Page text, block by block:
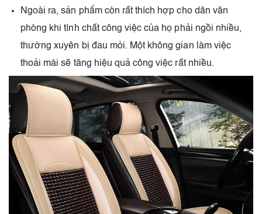
Ngoài ra, sản phẩm còn rất thích hợp cho dân văn
phòng khi tính chất công việc của họ phải ngồi nhiều,
thường xuyên bị đau mỏi. Một không gian làm việc
thoải mái sẽ tăng hiệu quả công việc rất nhiều.